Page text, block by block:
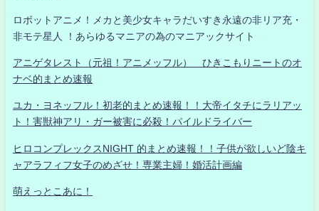
ロボットアニメ！メカと美少女キャラだいすき永遠の非リア充・
非モテ星人 ！あらゆるマニアの為のマニアックサイト
アニゲタレスト（元祖！アニメッフル） ひきこもりニートのオ
ナベ的まとめ速報
ユカ・ヨネッフル！初老的まとめ速報！！大帝イタチにラリアッ
ト！害獣神アリ・ガー被害に必殺！パイルドライバー
ヒロコンプレックスNIGHT 的まとめ速報！！子供が欲しいど陰キ
ャアラフィフ女子のめざせ！専業主婦！婚活計画編
萌えっとこあに！